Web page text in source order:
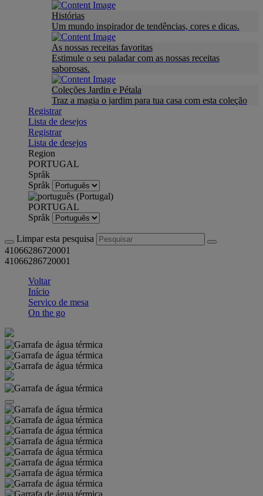
Histórias
Um mundo inspirador de tendências, cores e dicas.
As nossas receitas favoritas
Estimule o seu paladar com as nossas receitas
saborosas.
Coleções Jardin e Pétala
Traz a magia o jardim para tua casa com esta coleção
Registrar
Lista de desejos
Registrar
Lista de desejos
Region
PORTUGAL
Språk
Språk
PORTUGAL
Språk
Limpar esta pesquisa
41066286720001
41066286720001
Voltar
Início
Serviço de mesa
On the go